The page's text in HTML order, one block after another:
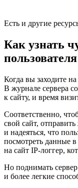
Есть и другие
Как узнать
пользователя
Когда вы заходите
В журнале сервера
к сайту, и время
Соответственно,
свой сайт,
и надеяться, что
посмотреть данные
на сайт IP-логгер,
Но поднимать
и более легкие